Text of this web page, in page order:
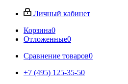
Личный кабинет
Корзина0
Отложенные0
Сравнение товаров0
+7 (495) 125-35-50